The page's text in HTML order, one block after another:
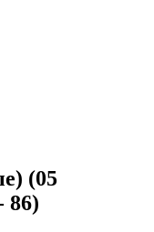
(05
86)